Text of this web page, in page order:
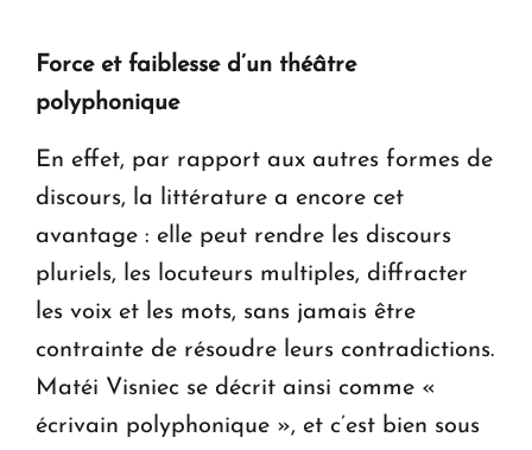
Force et faiblesse d’un théâtre
polyphonique
En effet, par rapport aux autres formes de
discours, la littérature a encore cet
avantage : elle peut rendre les discours
pluriels, les locuteurs multiples, diffracter
les voix et les mots, sans jamais être
contrainte de résoudre leurs contradictions.
Matéi Visniec se décrit ainsi comme «
écrivain polyphonique », et c’est bien sous